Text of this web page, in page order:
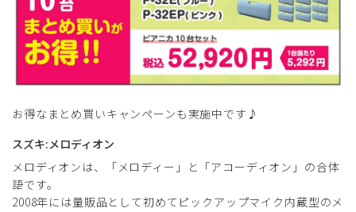
お得なまとめ買いキャンペーンも実施中です♪
スズキ:メロディオン
メロディオンは、「メロディー」と「アコーディオン」の合体
語です。
2008年には量販品として初めてピックアップマイク内蔵型のメ